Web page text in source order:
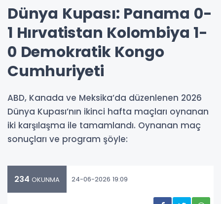
Dünya Kupası: Panama 0-
1 Hırvatistan Kolombiya 1-
0 Demokratik Kongo
Cumhuriyeti
ABD, Kanada ve Meksika’da düzenlenen 2026
Dünya Kupası’nın ikinci hafta maçları oynanan
iki karşılaşma ile tamamlandı. Oynanan maç
sonuçları ve program şöyle:
234 OKUNMA 24-06-2026 19:09